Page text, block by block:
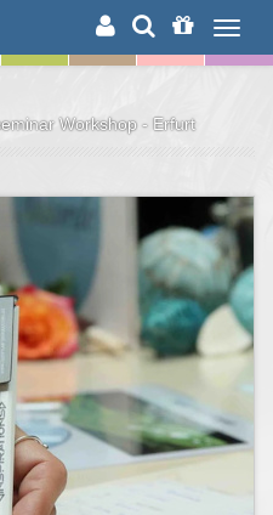
ERLEBNISSUCHE
Workshop - Erfurt